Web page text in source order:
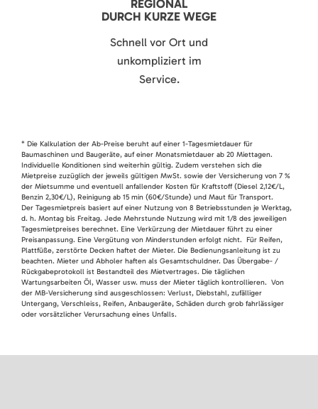
REGIONAL
DURCH KURZE WEGE
Schnell vor Ort und
unkompliziert im
Service.
* Die Kalkulation der Ab-Preise beruht auf einer 1-Tagesmietdauer für
Baumaschinen und Baugeräte, auf einer Monatsmietdauer ab 20 Miettagen.
Individuelle Konditionen sind weiterhin gültig. Zudem verstehen sich die
Mietpreise zuzüglich der jeweils gültigen MwSt. sowie der Versicherung von 7 %
der Mietsumme und eventuell anfallender Kosten für Kraftstoff (Diesel 2,12€/L,
Benzin 2,30€/L), Reinigung ab 15 min (60€/Stunde) und Maut für Transport.
Der Tagesmietpreis basiert auf einer Nutzung von 8 Betriebsstunden je Werktag,
d. h. Montag bis Freitag. Jede Mehrstunde Nutzung wird mit 1/8 des jeweiligen
Tagesmietpreises berechnet. Eine Verkürzung der Mietdauer führt zu einer
Preisanpassung. Eine Vergütung von Minderstunden erfolgt nicht. Für Reifen,
Plattfüße, zerstörte Decken haftet der Mieter. Die Bedienungsanleitung ist zu
beachten. Mieter und Abholer haften als Gesamtschuldner. Das Übergabe- /
Rückgabeprotokoll ist Bestandteil des Mietvertrages. Die täglichen
Wartungsarbeiten Öl, Wasser usw. muss der Mieter täglich kontrollieren. Von
der MB-Versicherung sind ausgeschlossen: Verlust, Diebstahl, zufälliger
Untergang, Verschleiss, Reifen, Anbaugeräte, Schäden durch grob fahrlässiger
oder vorsätzlicher Verursachung eines Unfalls.